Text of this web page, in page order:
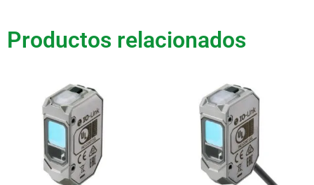
Productos relacionados